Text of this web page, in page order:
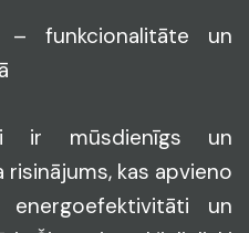
– funkcionalitāte un
ir mūsdienīgs un
kas apvieno
energoefektivitāti un